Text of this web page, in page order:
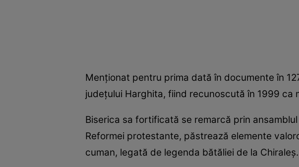
Menționat pentru prima dată în documente în
județului Harghita, fiind recunoscută în 1999 ca
Biserica sa fortificată se remarcă prin
Reformei protestante, păstrează elemente
cuman, legată de legenda bătăliei de la Chiraleș.